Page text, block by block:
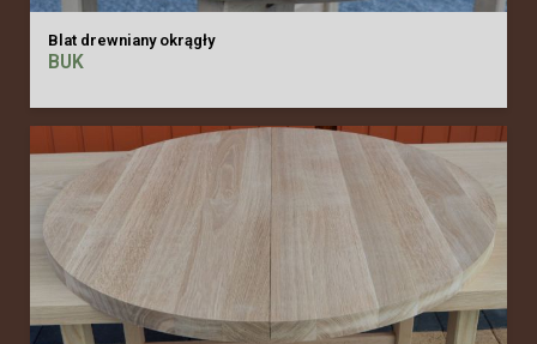
Blat drewniany okrągły
BUK